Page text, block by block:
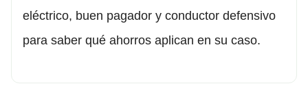
eléctrico, buen pagador y conductor defensivo
para saber qué ahorros aplican en su caso.